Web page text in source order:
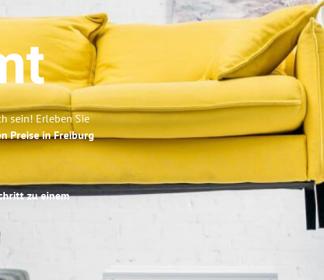
sein! Erleben Sie
Preise in Freiburg
zu einem